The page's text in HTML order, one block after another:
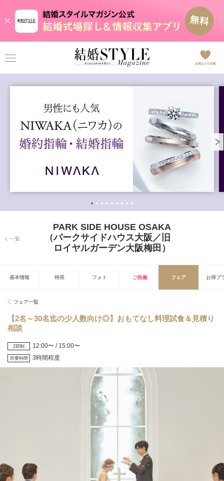
一覧
PARK SIDE HOUSE OSAKA
（パークサイドハウス大阪／旧
ロイヤルガーデン大阪梅田）
基本情報 特長 フォト ご祝儀 フェア お得プ
フェア一覧
【2名～30名迄の少人数向け◎】おもてなし料理試食＆見積り
相談
2部制 12:00〜 / 15:00〜
所要時間 3時間程度